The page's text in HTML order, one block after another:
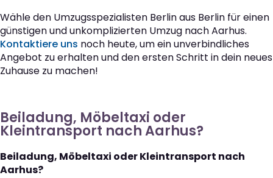
Wähle den Umzugsspezialisten Berlin aus Berlin für einen
günstigen und unkomplizierten Umzug nach Aarhus.
Kontaktiere uns noch heute, um ein unverbindliches
Angebot zu erhalten und den ersten Schritt in dein neues
Zuhause zu machen!
Beiladung, Möbeltaxi oder
Kleintransport nach Aarhus?
Beiladung, Möbeltaxi oder Kleintransport nach
Aarhus?